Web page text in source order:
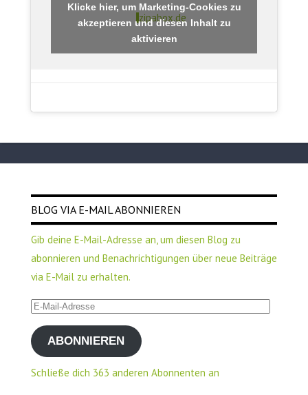
zipabox.de
Klicke hier, um Marketing-Cookies zu
akzeptieren und diesen Inhalt zu
aktivieren
BLOG VIA E-MAIL ABONNIEREN
Gib deine E-Mail-Adresse an, um diesen Blog zu
abonnieren und Benachrichtigungen über neue Beiträge
via E-Mail zu erhalten.
E-
Mail-
AdresseABONNIEREN
Schließe dich 363 anderen Abonnenten an